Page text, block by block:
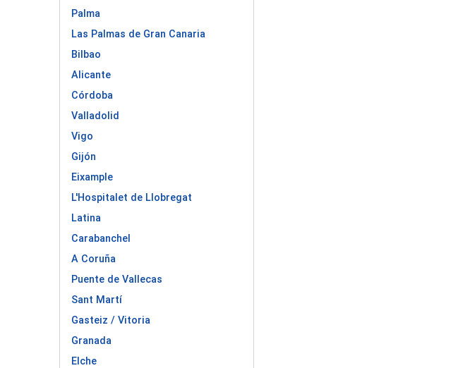
Palma
Las Palmas de Gran Canaria
Bilbao
Alicante
Córdoba
Valladolid
Vigo
Gijón
Eixample
L'Hospitalet de Llobregat
Latina
Carabanchel
A Coruña
Puente de Vallecas
Sant Martí
Gasteiz / Vitoria
Granada
Elche